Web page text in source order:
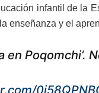
infantil de la
enseñanza y el
en Poqomchi’.